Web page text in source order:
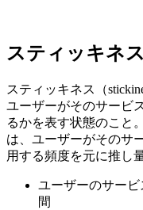
スティッキネ
スティッキネス（
ユーザーがそのサービ
るかを表す状態のこと
は、ユーザーがそのサ
用する頻度を元に推し
ユーザーのサー
間